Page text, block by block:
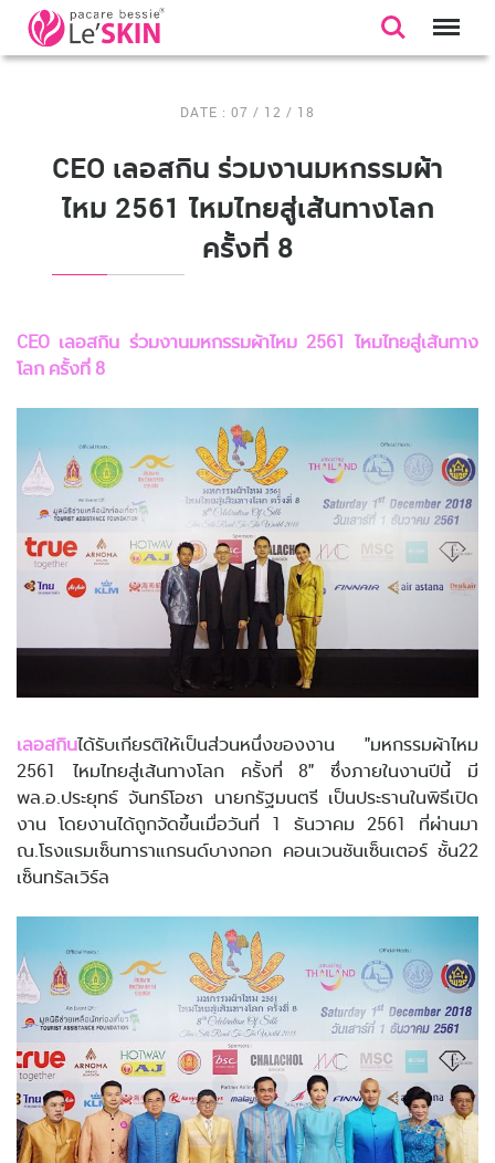
HOME
NEWS & PROMOTION
CEO เลอสกิน ร่วมงานมหกรรมผ้าไหม 2561 ไหมไทยสู่เส้นทางโลก ครั้งที่ 8
DATE : 07 / 12 / 18
CEO เลอสกิน ร่วมงานมหกรรมผ้า
ไหม 2561 ไหมไทยสู่เส้นทางโลก
ครั้งที่ 8
CEO เลอสกิน ร่วมงานมหกรรมผ้าไหม 2561 ไหมไทยสู่เส้นทาง
โลก ครั้งที่ 8
เลอสกินได้รับเกียรติให้เป็นส่วนหนึ่งของงาน "มหกรรมผ้าไหม
2561 ไหมไทยสู่เส้นทางโลก ครั้งที่ 8" ซึ่งภายในงานปีนี้ มี
พล.อ.ประยุทธ์ จันทร์โอชา นายกรัฐมนตรี เป็นประธานในพิธีเปิด
งาน โดยงานได้ถูกจัดขึ้นเมื่อวันที่ 1 ธันวาคม 2561 ที่ผ่านมา
ณ.โรงแรมเซ็นทาราแกรนด์บางกอก คอนเวนชันเซ็นเตอร์ ชั้น22
เซ็นทรัลเวิร์ล